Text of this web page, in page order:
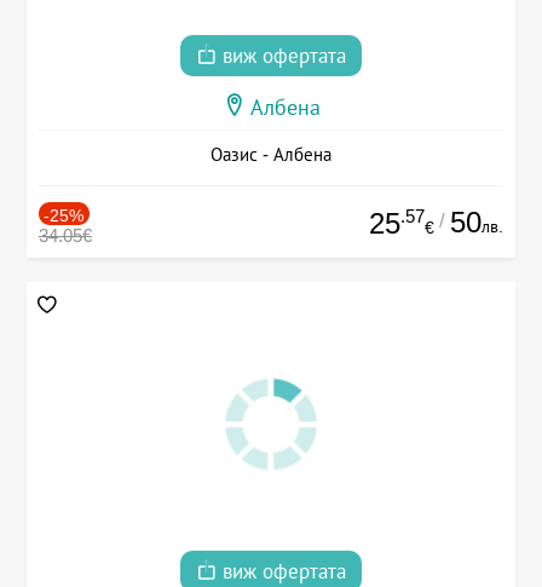
виж офертата
Албена
Оазис - Албена
-25%
34.05€ 25.57
€ / 50лв.
виж офертата